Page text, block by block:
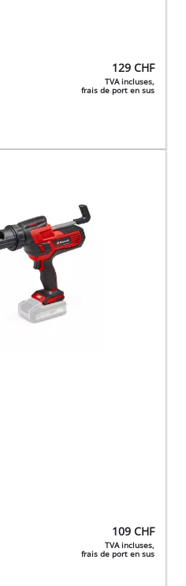
129 CHF
TVA incluses,
frais de port en sus
109 CHF
TVA incluses,
frais de port en sus